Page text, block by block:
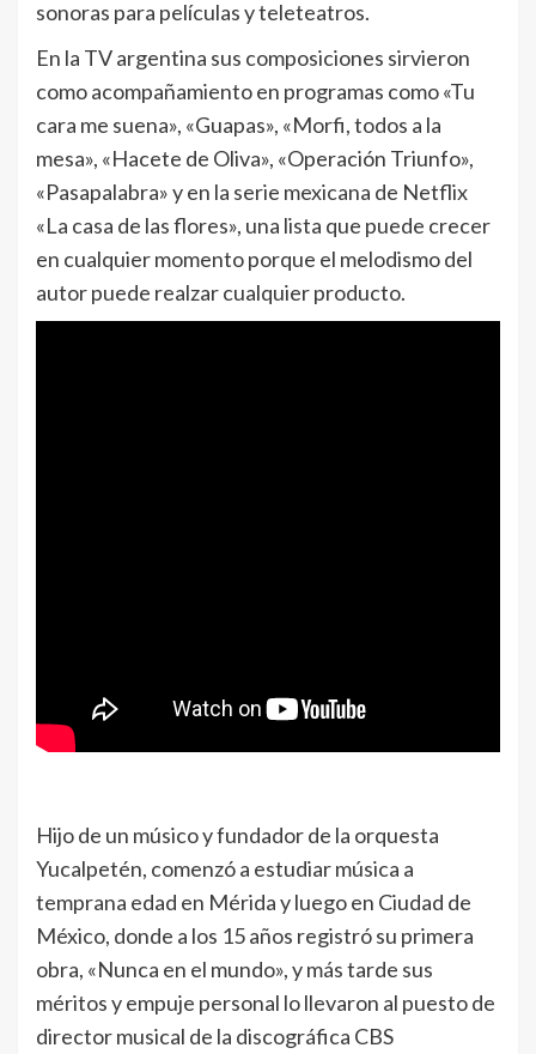
sonoras para películas y teleteatros.
En la TV argentina sus composiciones sirvieron
como acompañamiento en programas como «Tu
cara me suena», «Guapas», «Morfi, todos a la
mesa», «Hacete de Oliva», «Operación Triunfo»,
«Pasapalabra» y en la serie mexicana de Netflix
«La casa de las flores», una lista que puede crecer
en cualquier momento porque el melodismo del
autor puede realzar cualquier producto.
Hijo de un músico y fundador de la orquesta
Yucalpetén, comenzó a estudiar música a
temprana edad en Mérida y luego en Ciudad de
México, donde a los 15 años registró su primera
obra, «Nunca en el mundo», y más tarde sus
méritos y empuje personal lo llevaron al puesto de
director musical de la discográfica CBS